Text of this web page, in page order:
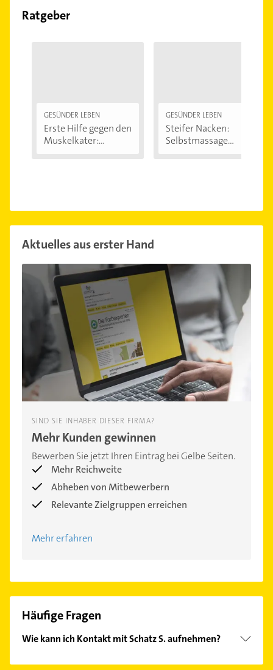
Ratgeber
GESÜNDER LEBEN
Erste Hilfe gegen den
Muskelkater:...
GESÜNDER LEBEN
Steifer Nacken:
Selbstmassage
Aktuelles aus erster Hand
SIND SIE INHABER DIESER FIRMA?
Mehr Kunden gewinnen
Bewerben Sie jetzt Ihren Eintrag bei Gelbe Seiten.
Mehr Reichweite
Abheben von Mitbewerbern
Relevante Zielgruppen erreichen
Mehr erfahren
Häufige Fragen
Wie kann ich Kontakt mit Schatz S. aufnehmen?